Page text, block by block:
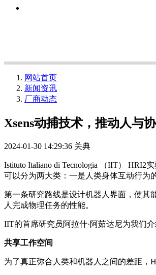
网站首页
新闻资讯
厂商动态
Xsens动捕技术，推动人与
2024-01-30 14:29:36 关典
Istituto Italiano di Tecnologia （IIT）
可以分为两大类：一是人类身体互动行为
第一条研究路线是设计机器人界面，使
人完成物理任务的性能。
IIT的首席研究员阿拉什·阿茹达尼为我们
共享工作空间
为了真正弥合人类和机器人之间的差距，